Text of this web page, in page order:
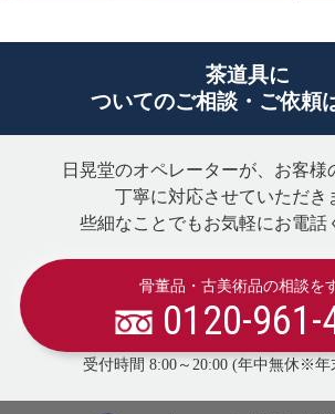
茶道具に
ついてのご相談・ご依頼
日晃堂のオペレーターが、お客様
丁寧に対応させていただき
些細なことでもお気軽にお電話
骨董品・古美術品の相談を
0120-961-
受付時間 8:00～20:00 (年中無休※年